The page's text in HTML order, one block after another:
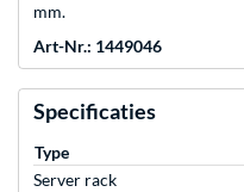
mm.
Art-Nr.: 1449046
Specificaties
Type
Server rack